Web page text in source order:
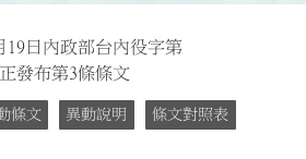
19日內政部台內役字第
發布第3條條文
條文 異動說明 條文對照表